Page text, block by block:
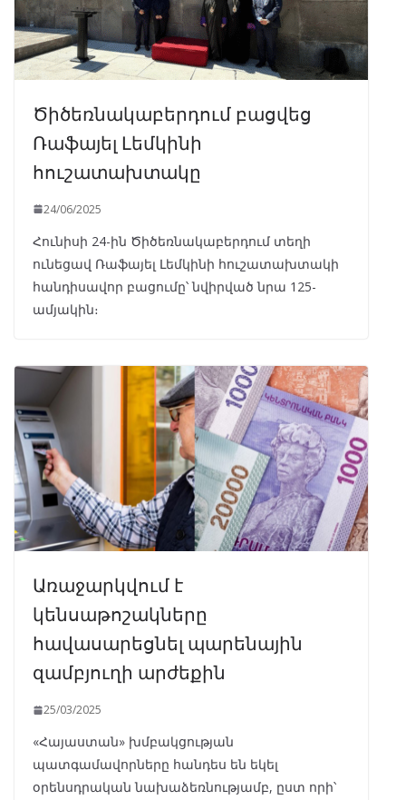
Ծիծեռնակաբերդում բացվեց
Ռաֆայել Լեմկինի
հուշատախտակը
24/06/2025
Հունիսի 24-ին Ծիծեռնակաբերդում տեղի
ունեցավ Ռաֆայել Լեմկինի հուշատախտակի
հանդիսավոր բացումը՝ նվիրված նրա 125-
ամյակին։
Առաջարկվում է
կենսաթոշակները
հավասարեցնել պարենային
զամբյուղի արժեքին
25/03/2025
«Հայաստան» խմբակցության
պատգամավորները հանդես են եկել
օրենսդրական նախաձեռնությամբ, ըստ որի՝